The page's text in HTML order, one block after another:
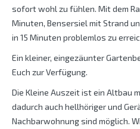
sofort wohl zu fühlen. Mit dem
Minuten, Bensersiel mit Strand
in 15 Minuten problemlos zu
Ein kleiner, eingezäunter
Euch zur Verfügung.
Die Kleine Auszeit ist ein Altbau
dadurch auch hellhöriger und
Nachbarwohnung sind möglich.